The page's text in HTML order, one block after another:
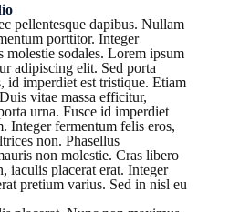
pellentesque dapibus. Nullam
porttitor. Integer
molestie sodales. Lorem ipsum
adipiscing elit. Sed porta
id imperdiet est tristique. Etiam
vitae massa efficitur,
urna. Fusce id imperdiet
Integer fermentum felis eros,
non. Phasellus
non molestie. Cras libero
iaculis placerat erat. Integer
pretium varius. Sed in nisl eu